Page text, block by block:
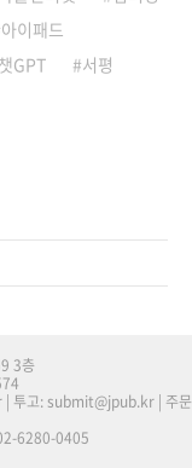
아이패드
챗GPT 서평
3층
투고: submit@jpub.kr | 주문
6280-0405